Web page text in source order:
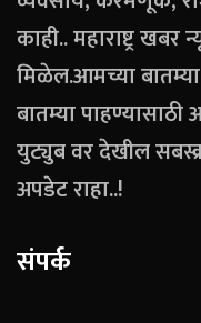
काही.. महाराष्ट्र
मिळेल.आमच्या
बातम्या
युट्युब वर देखील
अपडेट राहा..!
संपर्क